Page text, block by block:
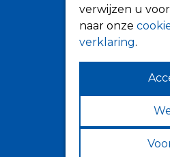
Over
Tips
verwijzen u
naar onze
verklaring.